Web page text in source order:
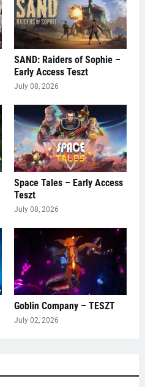
SAND: Raiders of Sophie –
Early Access Teszt
July 08, 2026
Space Tales – Early Access
Teszt
July 08, 2026
Goblin Company – TESZT
July 02, 2026